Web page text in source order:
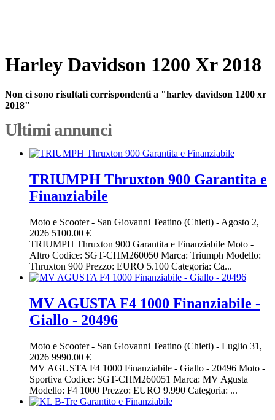
Harley Davidson 1200 Xr 2018
Non ci sono risultati corrispondenti a "harley davidson 1200 xr
2018"
Ultimi annunci
TRIUMPH Thruxton 900 Garantita e
Finanziabile
Moto e Scooter- San Giovanni Teatino (Chieti) - Agosto 2,
2026 5100.00 €
TRIUMPH Thruxton 900 Garantita e Finanziabile Moto -
Altro Codice: SGT-CHM260050 Marca: Triumph Modello:
Thruxton 900 Prezzo: EURO 5.100 Categoria: Ca...
MV AGUSTA F4 1000 Finanziabile -
Giallo - 20496
Moto e Scooter- San Giovanni Teatino (Chieti) - Luglio 31,
2026 9990.00 €
MV AGUSTA F4 1000 Finanziabile - Giallo - 20496 Moto -
Sportiva Codice: SGT-CHM260051 Marca: MV Agusta
Modello: F4 1000 Prezzo: EURO 9.990 Categoria: ...